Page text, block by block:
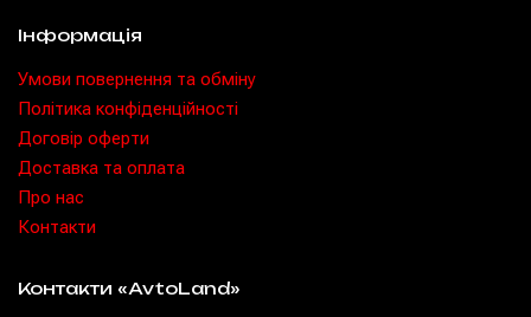
Інформація
Умови повернення та обміну
Політика конфіденційності
Договір оферти
Доставка та оплата
Про нас
Контакти
Контакти «AvtoLand»